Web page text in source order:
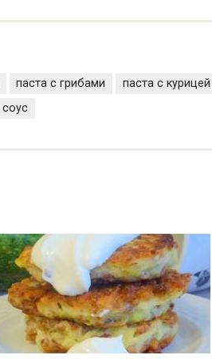
паста с грибами
паста с курицей
соус